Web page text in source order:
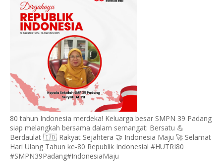
80 tahun Indonesia merdeka! Keluarga besar SMPN 39 Padang
siap melangkah bersama dalam semangat: Bersatu 💪
Berdaulat 🇮🇩 Rakyat Sejahtera 🤝 Indonesia Maju 🚀 Selamat
Hari Ulang Tahun ke-80 Republik Indonesia! #HUTRI80
#SMPN39Padang#IndonesiaMaju